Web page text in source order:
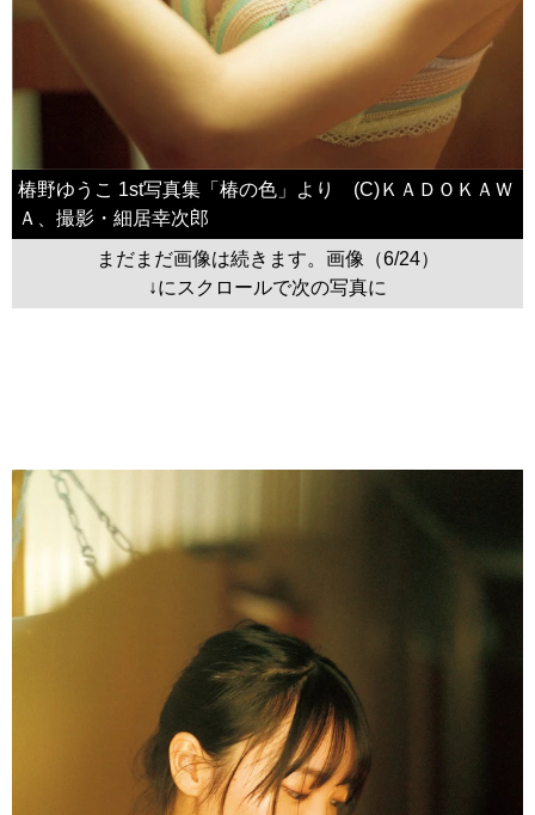
椿野ゆうこ 1st写真集「椿の色」より (C)ＫＡＤＯＫＡＷ
Ａ、撮影・細居幸次郎
まだまだ画像は続きます。画像（6/24）
↓にスクロールで次の写真に